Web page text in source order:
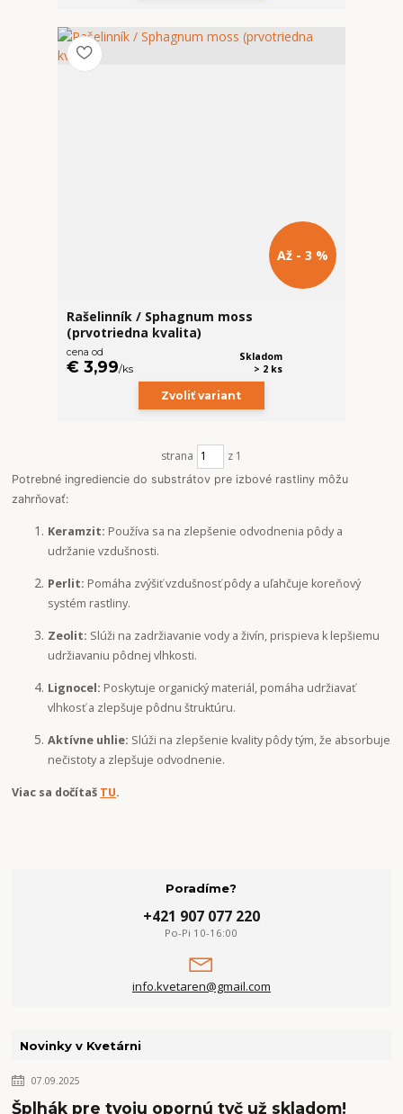
Až - 3 %
Rašelinník / Sphagnum moss
(prvotriedna kvalita)
cena od
€ 3,99/ks
Skladom
> 2 ks
Zvoliť variant
strana z 1
Potrebné ingrediencie do substrátov pre izbové rastliny môžu
zahrňovať:
Keramzit: Používa sa na zlepšenie odvodnenia pôdy a
udržanie vzdušnosti.
Perlit: Pomáha zvýšiť vzdušnosť pôdy a uľahčuje koreňový
systém rastliny.
Zeolit: Slúži na zadržiavanie vody a živín, prispieva k lepšiemu
udržiavaniu pôdnej vlhkosti.
Lignocel: Poskytuje organický materiál, pomáha udržiavať
vlhkosť a zlepšuje pôdnu štruktúru.
Aktívne uhlie: Slúži na zlepšenie kvality pôdy tým, že absorbuje
nečistoty a zlepšuje odvodnenie.
Viac sa dočítaš TU.
Poradíme?
+421 907 077 220
Po-Pi 10-16:00
info.kvetaren@gmail.com
Novinky v Kvetárni
07.09.2025
Šplhák pre tvoju opornú tyč už skladom!